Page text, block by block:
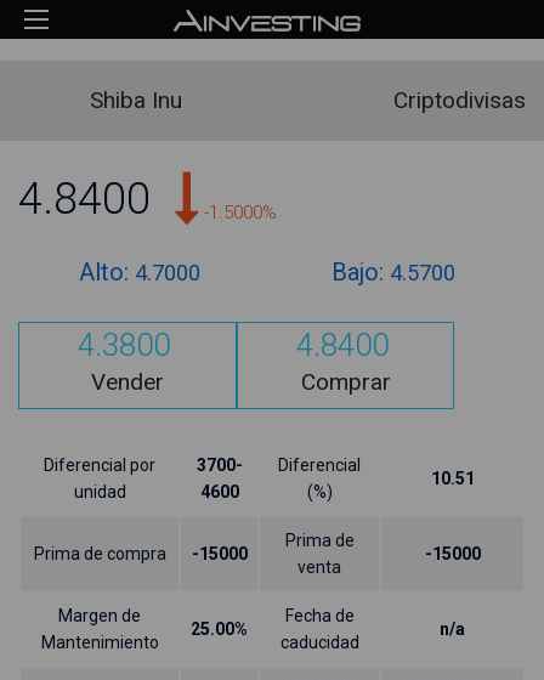
Shiba Inu Criptodivisas
4.8400 -1.5000%
Alto: 4.7000 Bajo: 4.5700
4.3800
Vender
4.8400
Comprar
Diferencial por
unidad
3700-
4600
Diferencial
(%)
10.51
Prima de compra -15000
Prima de
venta
-15000
Margen de
Mantenimiento
25.00%
Fecha de
caducidad
n/a